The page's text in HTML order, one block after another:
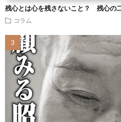
残心とは心を残さないこと？ 残心の
コラム